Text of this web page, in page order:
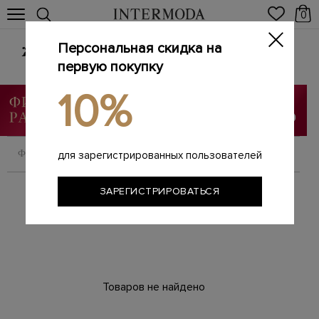
0
Женские сумки из натуральной кожи
Главная / Женщинам
ФИЛЬТРОВАТЬ СОРТИРОВАТЬ
Товаров не найдено
Персональная скидка на
первую покупку
10%
для зарегистрированных пользователей
ЗАРЕГИСТРИРОВАТЬСЯ